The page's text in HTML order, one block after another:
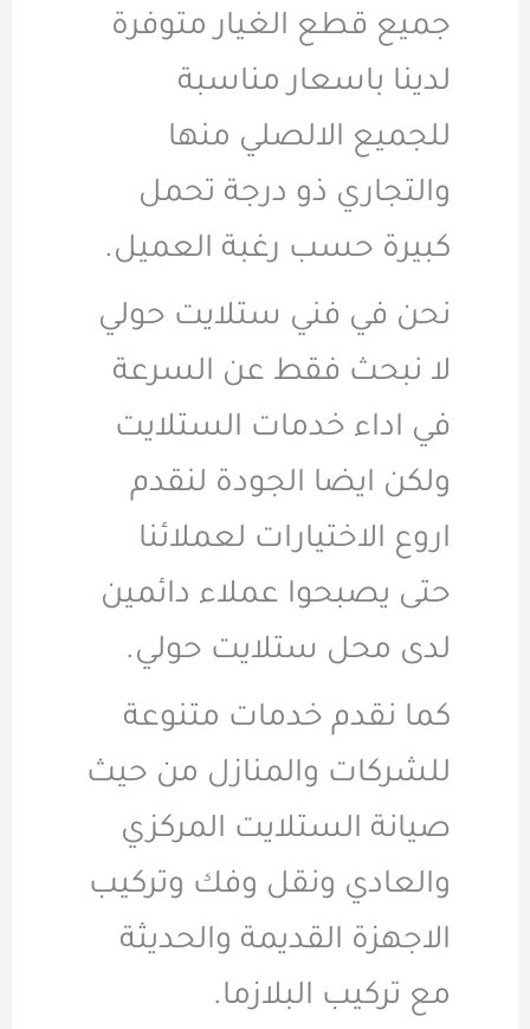
جميع قطع الغيار متوفرة
لدينا باسعار مناسبة
للجميع الالصلي منها
والتجاري ذو درجة تحمل
كبيرة حسب رغبة العميل.
نحن في فني ستلايت حولي
لا نبحث فقط عن السرعة
في اداء خدمات الستلايت
ولكن ايضا الجودة لنقدم
اروع الاختيارات لعملائنا
حتى يصبحوا عملاء دائمين
لدى محل ستلايت حولي.
كما نقدم خدمات متنوعة
للشركات والمنازل من حيث
صيانة الستلايت المركزي
والعادي ونقل وفك وتركيب
الاجهزة القديمة والحديثة
مع تركيب البلازما.